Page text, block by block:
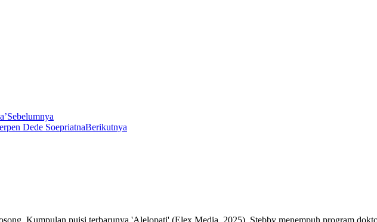
Sebelumnya
Dede SoepriatnaBerikutnya